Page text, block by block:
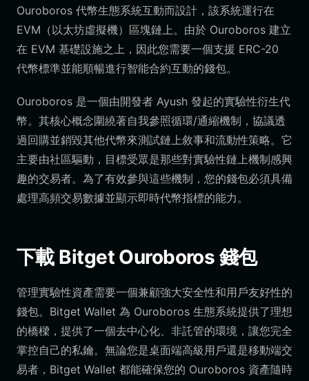
Ouroboros 代幣生態系統互動而設計，該系統運行在
EVM（以太坊虛擬機）區塊鏈上。由於 Ouroboros 建立
在 EVM 基礎設施之上，因此您需要一個支援 ERC-20
代幣標準並能順暢進行智能合約互動的錢包。
Ouroboros 是一個由開發者 Ayush 發起的實驗性衍生代
幣。其核心概念圍繞著自我參照循環/通縮機制，協議透
過回購並銷毀其他代幣來測試鏈上敘事和流動性策略。它
主要由社區驅動，目標受眾是那些對實驗性鏈上機制感興
趣的交易者。為了有效參與這些機制，您的錢包必須具備
處理高頻交易數據並顯示即時代幣指標的能力。
下載 Bitget Ouroboros 錢包
管理實驗性資產需要一個兼顧強大安全性和用戶友好性的
錢包。Bitget Wallet 為 Ouroboros 生態系統提供了理想
的橋樑，提供了一個去中心化、非託管的環境，讓您完全
掌控自己的私鑰。無論您是桌面端高級用戶還是移動端交
易者，Bitget Wallet 都能確保您的 Ouroboros 資產隨時